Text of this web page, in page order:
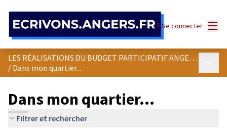
Se connecter
LES RÉALISATIONS DU BUDGET PARTICIPATIF ANGEVIN
/ Dans mon quartier...
Dans mon quartier...
Filtrer et rechercher